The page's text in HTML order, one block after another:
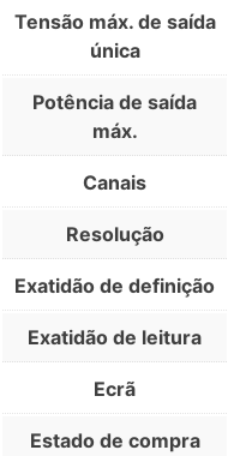
Tensão máx. de saída
única
Potência de saída
máx.
Canais
Resolução
Exatidão de definição
Exatidão de leitura
Ecrã
Estado de compra